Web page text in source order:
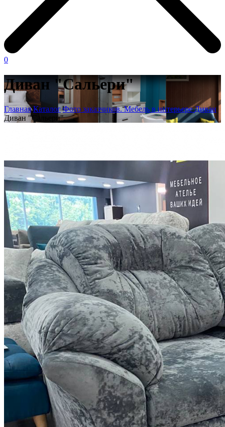
0
Диван "Сальери"
Главная Каталог Фото заказчиков. Мебель в интерьереДиван
Диван "Сальери"